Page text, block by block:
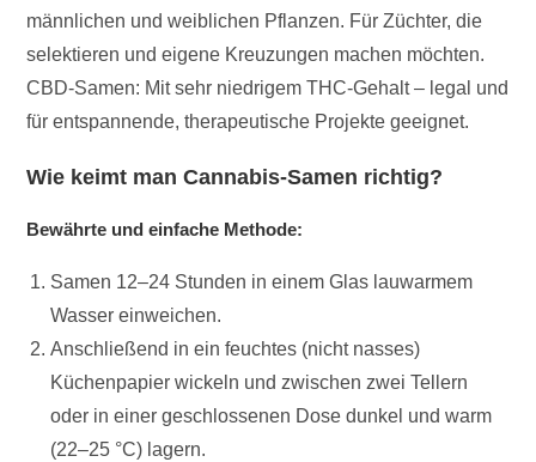
männlichen und weiblichen Pflanzen. Für Züchter, die
selektieren und eigene Kreuzungen machen möchten.
CBD-Samen: Mit sehr niedrigem THC-Gehalt – legal und
für entspannende, therapeutische Projekte geeignet.
Wie keimt man Cannabis-Samen richtig?
Bewährte und einfache Methode:
Samen 12–24 Stunden in einem Glas lauwarmem
Wasser einweichen.
Anschließend in ein feuchtes (nicht nasses)
Küchenpapier wickeln und zwischen zwei Tellern
oder in einer geschlossenen Dose dunkel und warm
(22–25 °C) lagern.